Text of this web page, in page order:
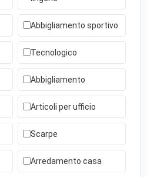
Abbigliamento sportivo
Tecnologico
Abbigliamento
Articoli per ufficio
Scarpe
Arredamento casa